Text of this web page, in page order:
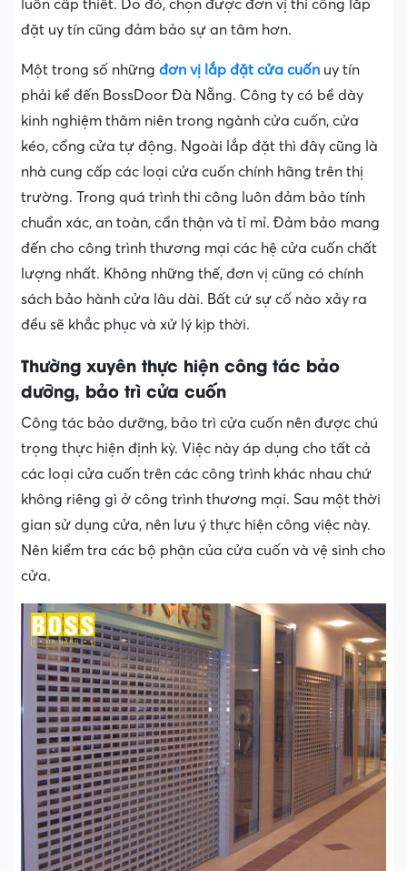
luôn cấp thiết. Do đó, chọn được đơn vị thi công lắp
đặt uy tín cũng đảm bảo sự an tâm hơn.
Một trong số những đơn vị lắp đặt cửa cuốn uy tín
phải kể đến BossDoor Đà Nẵng. Công ty có bề dày
kinh nghiệm thâm niên trong ngành cửa cuốn, cửa
kéo, cổng cửa tự động. Ngoài lắp đặt thì đây cũng là
nhà cung cấp các loại cửa cuốn chính hãng trên thị
trường. Trong quá trình thi công luôn đảm bảo tính
chuẩn xác, an toàn, cẩn thận và tỉ mỉ. Đảm bảo mang
đến cho công trình thương mại các hệ cửa cuốn chất
lượng nhất. Không những thế, đơn vị cũng có chính
sách bảo hành cửa lâu dài. Bất cứ sự cố nào xảy ra
đều sẽ khắc phục và xử lý kịp thời.
Thường xuyên thực hiện công tác bảo
dưỡng, bảo trì cửa cuốn
Công tác bảo dưỡng, bảo trì cửa cuốn nên được chú
trọng thực hiện định kỳ. Việc này áp dụng cho tất cả
các loại cửa cuốn trên các công trình khác nhau chứ
không riêng gì ở công trình thương mại. Sau một thời
gian sử dụng cửa, nên lưu ý thực hiện công việc này.
Nên kiểm tra các bộ phận của cửa cuốn và vệ sinh cho
cửa.